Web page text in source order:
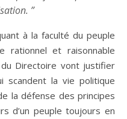
”
à la faculté du peuple
rationnel et raisonnable
du Directoire vont justifier
scandent la vie politique
la défense des principes
d’un peuple toujours en